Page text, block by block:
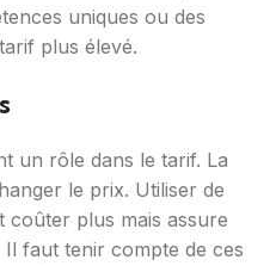
uniques ou des
plus élevé.
un rôle dans le tarif. La
le prix. Utiliser de
plus mais assure
faut tenir compte de ces